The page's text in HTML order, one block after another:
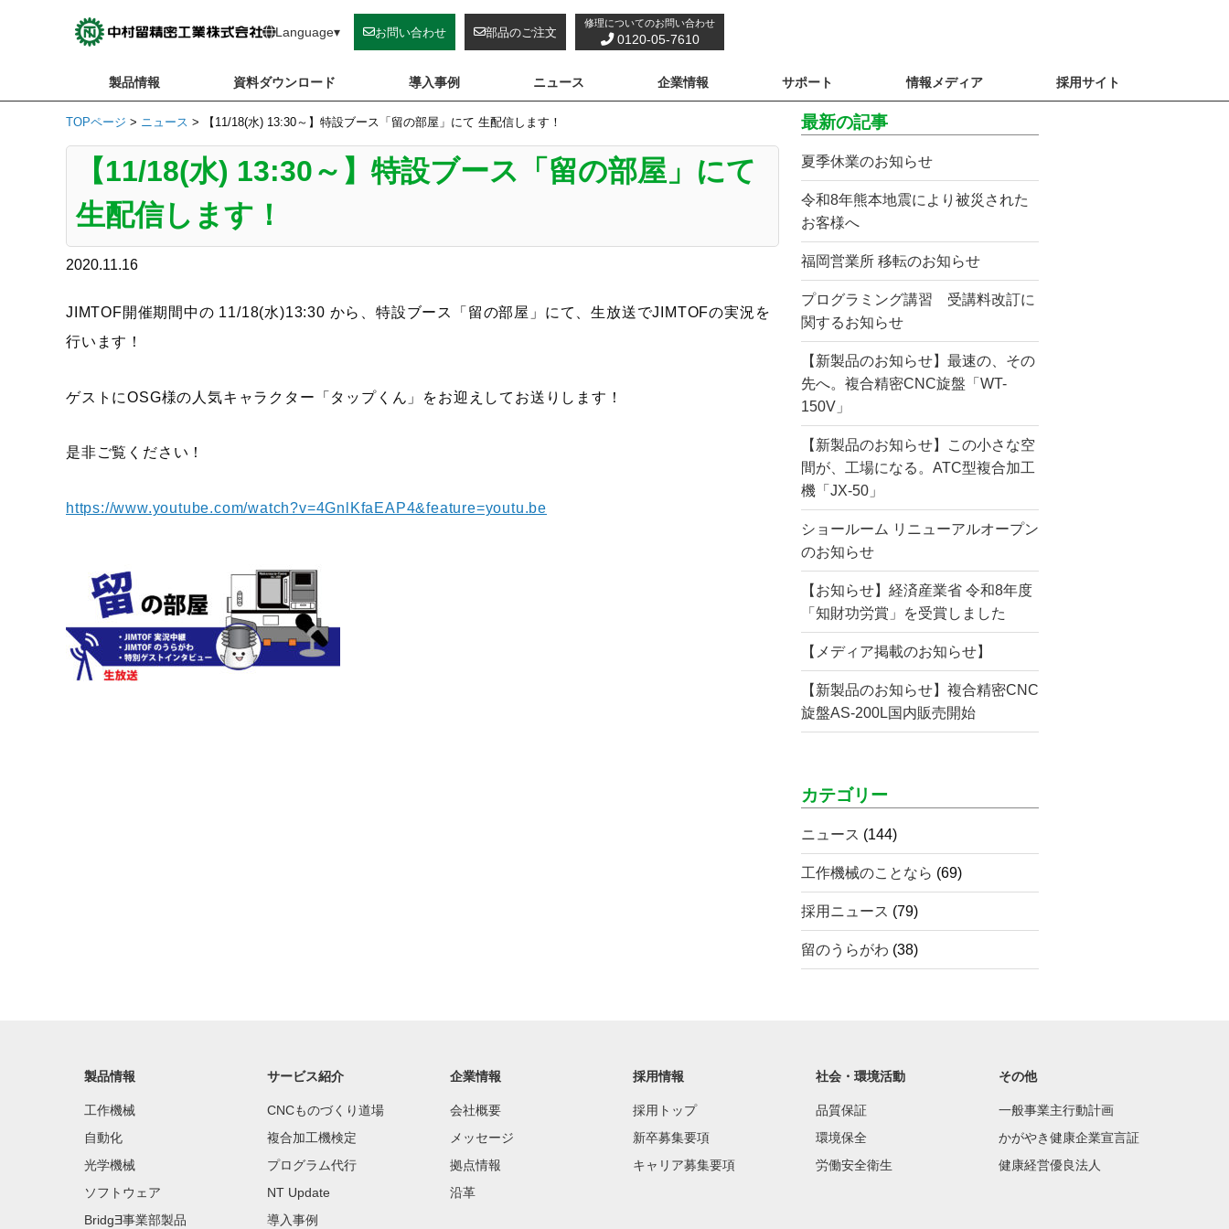
Language▾ お問い合わせ 部品のご注文
修理についてのお問い合わせ
0120-05-7610
製品情報 資料ダウンロード 導入事例 ニュース 企業情報 サポート 情報メディア 採用サイト
TOPページ > ニュース > 【11/18(水) 13:30～】特設ブース「留の部屋」にて 生配信します！
【11/18(水) 13:30～】特設ブース「留の部屋」にて
生配信します！
2020.11.16
JIMTOF開催期間中の 11/18(水)13:30 から、特設ブース「留の部屋」にて、生放送でJIMTOFの実況を
行います！
ゲストにOSG様の人気キャラクター「タップくん」をお迎えしてお送りします！
是非ご覧ください！
https://www.youtube.com/watch?v=4GnlKfaEAP4&feature=youtu.be
最新の記事
夏季休業のお知らせ
令和8年熊本地震により被災された
お客様へ
福岡営業所 移転のお知らせ
プログラミング講習 受講料改訂に
関するお知らせ
【新製品のお知らせ】最速の、その
先へ。複合精密CNC旋盤「WT-
150V」
【新製品のお知らせ】この小さな空
間が、工場になる。ATC型複合加工
機「JX-50」
ショールーム リニューアルオープン
のお知らせ
【お知らせ】経済産業省 令和8年度
「知財功労賞」を受賞しました
【メディア掲載のお知らせ】
【新製品のお知らせ】複合精密CNC
旋盤AS-200L国内販売開始
カテゴリー
ニュース (144)
工作機械のことなら (69)
採用ニュース (79)
留のうらがわ (38)
製品情報
工作機械
自動化
光学機械
ソフトウェア
BridgƎ事業部製品
サービス紹介
CNCものづくり道場
複合加工機検定
プログラム代行
NT Update
導入事例
企業情報
会社概要
メッセージ
拠点情報
沿革
採用情報
採用トップ
新卒募集要項
キャリア募集要項
社会・環境活動
品質保証
環境保全
労働安全衛生
その他
一般事業主行動計画
かがやき健康企業宣言証
健康経営優良法人